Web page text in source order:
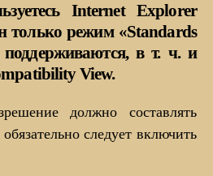
Internet Explorer
только режим «Standards
в т. ч. и
View.
должно составлять
следует включить